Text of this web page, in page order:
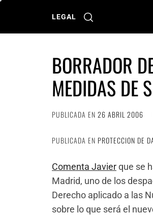
LEGAL
BORRADOR
MEDIDAS DE
PUBLICADA EN 26 ABRIL 2006
PUBLICADA EN PROTECCION DE
Comenta Javierque se
Madrid, uno de los
Derecho aplicado a las
sobre lo que será el